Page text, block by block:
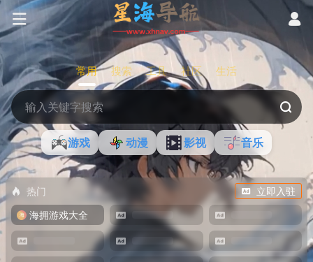
常用 搜索 工具 社区 生活
游戏 动漫 影视 音乐
热门
立即入驻
海拥游戏大全